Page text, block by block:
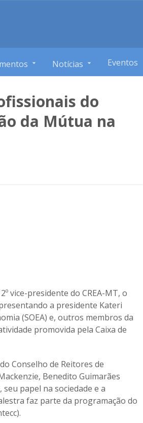
Notícias Eventos
do
da Mútua na
vice-presidente do CREA-MT, o
a presidente Kateri
(SOEA) e, outros membros da
promovida pela Caixa de
Conselho de Reitores de
Benedito Guimarães
papel na sociedade e a
faz parte da programação do